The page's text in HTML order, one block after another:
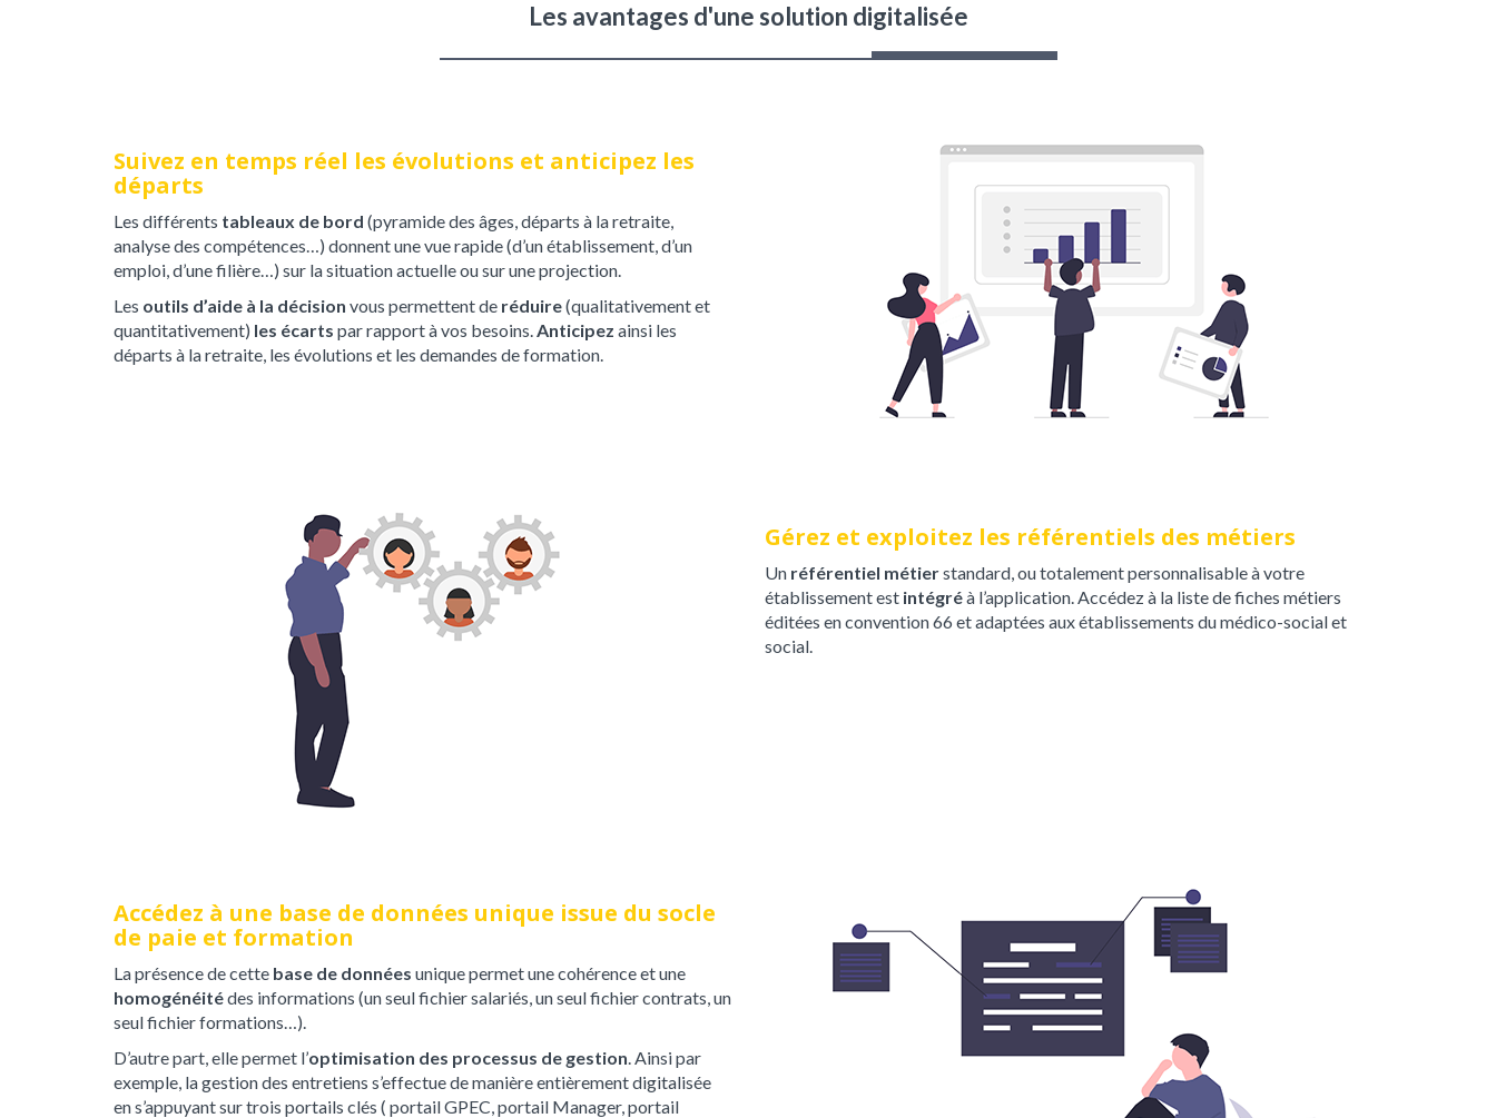
Les avantages d'une solution digitalisée
Suivez en temps réel les évolutions et anticipez les
départs
Les différents tableaux de bord (pyramide des âges, départs à la retraite,
analyse des compétences…) donnent une vue rapide (d’un établissement, d’un
emploi, d’une filière…) sur la situation actuelle ou sur une projection.
Les outils d’aide à la décision vous permettent de réduire(qualitativement et
quantitativement) les écarts par rapport à vos besoins.Anticipez ainsi les
départs à la retraite, les évolutions et les demandes de formation.
Gérez et exploitez les référentiels des métiers
Un référentiel métierstandard, ou totalement personnalisable à votre
établissement est intégréà l’application. Accédez à la liste de fiches métiers
éditées en convention 66 et adaptées aux établissements du médico-social et
social.
Accédez à une base de données unique issue du socle
de paie et formation
La présence de cette base de données unique permet une cohérence et une
homogénéitédes informations (un seul fichier salariés, un seul fichier contrats, un
seul fichier formations…).
D’autre part, elle permet l’optimisation des processus de gestion. Ainsi par
exemple, la gestion des entretiens s’effectue de manière entièrement digitalisée
en s’appuyant sur trois portails clés ( portail GPEC, portail Manager, portail